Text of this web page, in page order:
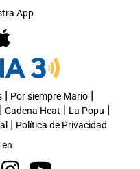
App
| Por siempre Mario|
Cadena Heat | La Popu |
| Política de Privacidad